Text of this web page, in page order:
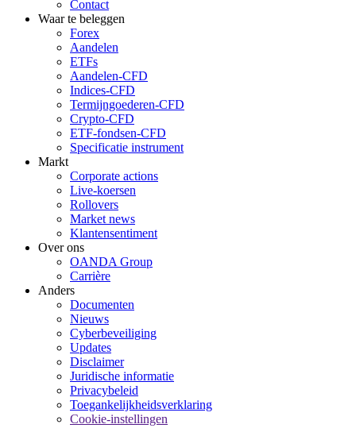
Contact
Waar te beleggen
Forex
Aandelen
ETFs
Aandelen-CFD
Indices-CFD
Termijngoederen-CFD
Crypto-CFD
ETF-fondsen-CFD
Specificatie instrument
Markt
Corporate actions
Live-koersen
Rollovers
Market news
Klantensentiment
Over ons
OANDA Group
Carrière
Anders
Documenten
Nieuws
Cyberbeveiliging
Updates
Disclaimer
Juridische informatie
Privacybeleid
Toegankelijkheidsverklaring
Cookie-instellingen